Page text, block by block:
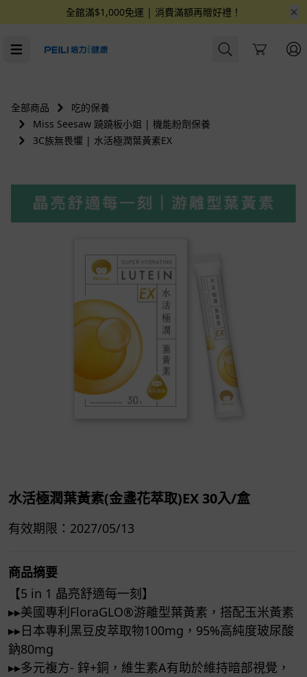
全館滿$1,000免運 | 消費滿額再贈好禮！
Cart
全部商品
吃的保養
Miss Seesaw 蹺蹺板小姐 | 機能粉劑保養
3C族無畏懼 | 水活極潤葉黃素EX
水活極潤葉黃素(金盞花萃取)EX 30入/盒
有效期限：2027/05/13
商品摘要
【5 in 1 晶亮舒適每一刻】
▸▸美國專利FloraGLO®​游離型葉黃素，搭配玉米黃素
▸▸日本專利黑豆皮萃取物100mg，95%高純度玻尿酸
鈉80mg
▸▸多元複方- 鋅+銅，維生素A有助於維持暗部視覺，